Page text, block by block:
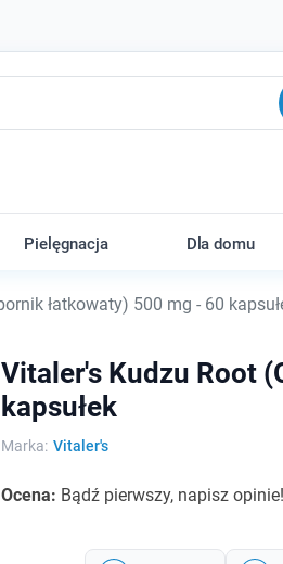
Pielęgnacja Dla domu
łatkowaty) 500 mg - 60
Vitaler's Kudzu Root
kapsułek
Marka: Vitaler's
Ocena: Bądź pierwszy, napisz opinie!